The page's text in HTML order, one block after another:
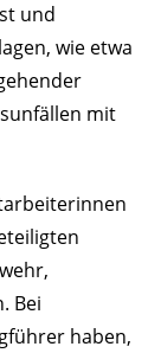
und
wie etwa
mit
Bei
haben,